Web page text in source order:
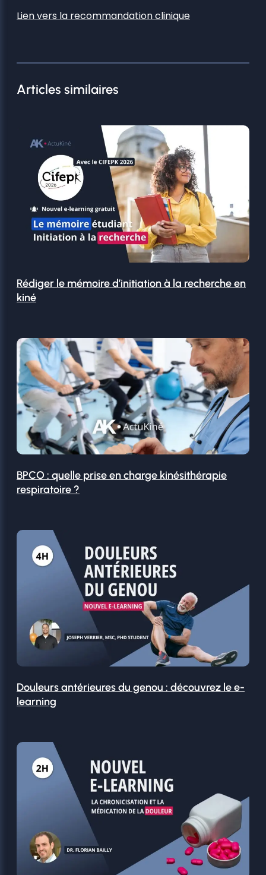
Lien vers la recommandation clinique
Articles similaires
Rédiger le mémoire d’initiation à la recherche en
kiné
BPCO : quelle prise en charge kinésithérapie
respiratoire ?
Douleurs antérieures du genou : découvrez le e-
learning